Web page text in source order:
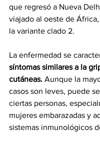
que regresó a Nueva
viajado al oeste de
la variante clado 2.
La enfermedad se
síntomas similares a la
cutáneas. Aunque la
casos son leves, puede
ciertas personas,
mujeres embarazadas y
sistemas inmunológicos